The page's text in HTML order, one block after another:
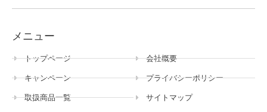
メニュー
トップページ
キャンペーン
取扱商品一覧
会社概要
プライバシーポリシー
サイトマップ